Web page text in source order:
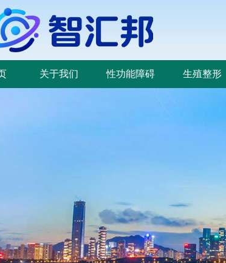
关于我们 性功能障碍 生殖整形